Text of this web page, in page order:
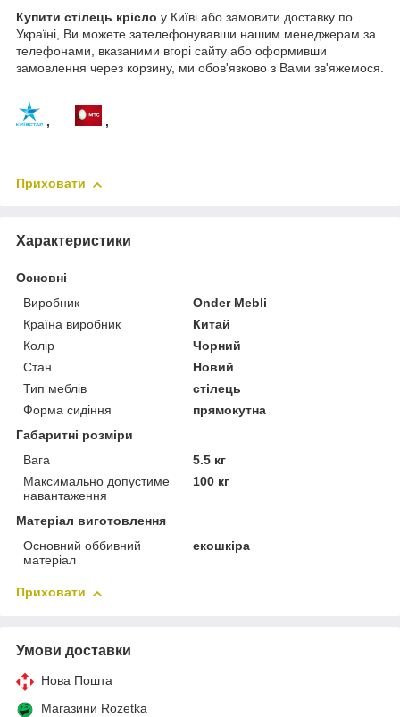
Купити стілець крісло у Київі або замовити доставку по
Україні, Ви можете зателефонувавши нашим менеджерам за
телефонами, вказаними вгорі сайту або оформивши
замовлення через корзину, ми обов'язково з Вами зв'яжемося.
, ,
Приховати
Характеристики
Основні
Виробник
Onder Mebli
Країна виробник
Китай
Колір
Чорний
Стан
Новий
Тип меблів
стілець
Форма сидіння
прямокутна
Габаритні розміри
Вага
5.5 кг
Максимально допустиме
навантаження
100 кг
Матеріал виготовлення
Основний оббивний
матеріал
екошкіра
Приховати
Умови доставки
Нова Пошта
Магазини Rozetka